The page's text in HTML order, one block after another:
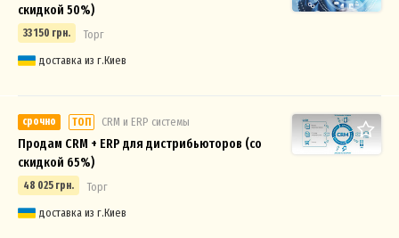
скидкой 50%)
33 150 грн.
Торг
доставка из г.Киев
срочно ТОП СRM и ERP системы
Продам CRM + ERP для дистрибьюторов (со
скидкой 65%)
48 025 грн.
Торг
доставка из г.Киев